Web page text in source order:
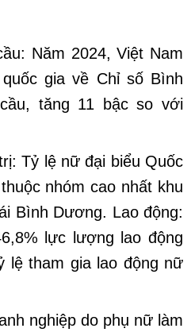
Năm 2024, Việt Nam
gia về Chỉ số Bình
tăng 11 bậc so với
Tỷ lệ nữ đại biểu Quốc
nhóm cao nhất khu
Bình Dương. Lao động:
lực lượng lao động
lệ tham gia lao động nữ
nghiệp do phụ nữ làm